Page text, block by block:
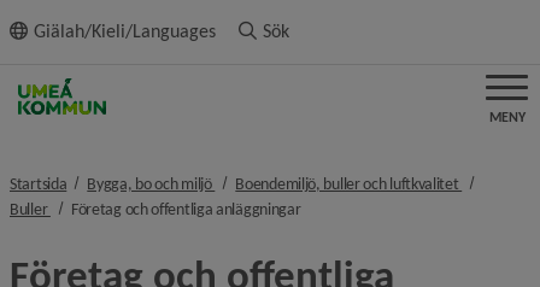
innehållet
Giälah/Kieli/Languages Sök
MENY
Startsida Bygga, bo och miljö nivå i brödsmulenavigeringen
Boendemiljö, buller och luftkvalitet nivå i
Buller nivå i brödsmulenavigeringen
Företag och offentliga anläggningarnivå i brödsmulenavigeringen
Företag och offentliga